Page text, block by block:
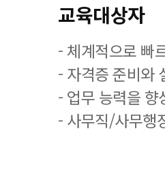
교육대상자
- 체계적으로 빠
- 자격증 준비와
- 업무 능력을 향
- 사무직/사무행